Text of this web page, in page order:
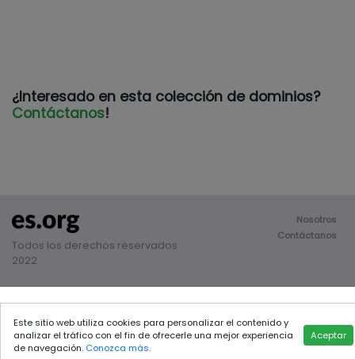
Este sitio web utiliza cookies para personalizar el contenido y
analizar el tráfico con el fin de ofrecerle una mejor experiencia
de navegación. Conozca más.
Aceptar
¿Interesado en esta colección de dominios?
Contáctanos!
Todos los derechos reservados
2022
Nosotros
Contáctanos